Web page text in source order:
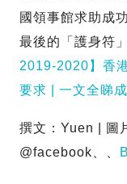
國領事館求助成
最後的「護身符
2019-2020】香
要求 | 一文全睇
撰文：Yuen | 圖
@facebook、、